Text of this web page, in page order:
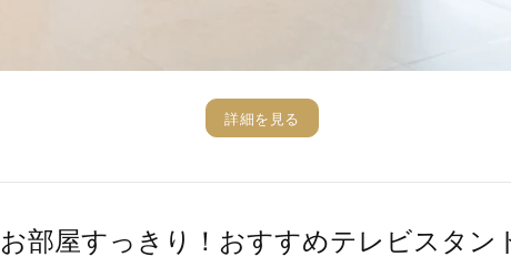
詳細を見る
お部屋すっきり！おすすめテレビスタン